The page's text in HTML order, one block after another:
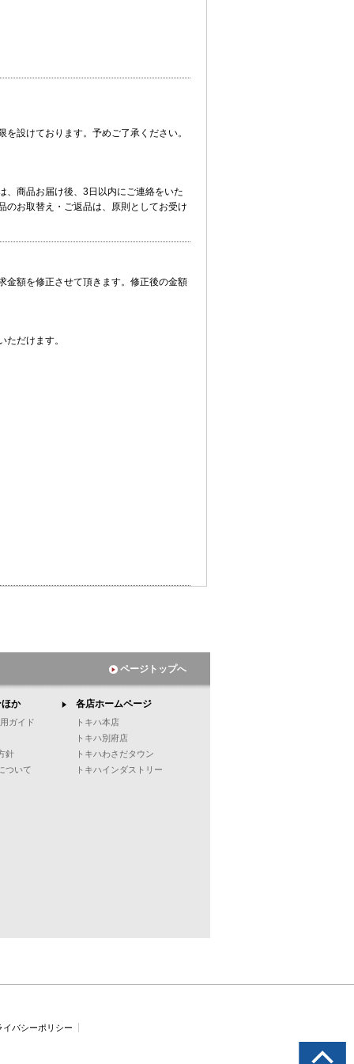
設けております。予めご了承ください。
、商品お届け後、3日以内にご連絡をいた
のお取替え・ご返品は、原則としてお受け
金額を修正させて頂きます。修正後の金額
ただけます。
ページトップへ
か
ガイド
針
ついて
各店ホームページ
トキハ本店
トキハ別府店
トキハわさだタウン
トキハインダストリー
イバシーポリシー